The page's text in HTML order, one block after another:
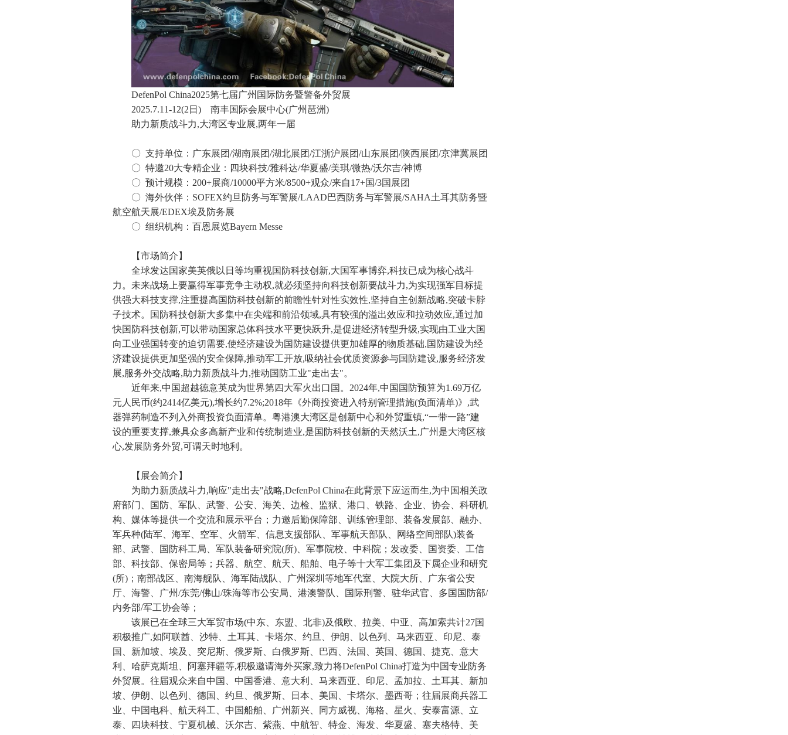
DefenPol China2025第七届广州国际防务暨警备外贸展
2025.7.11-12(2日) 南丰国际会展中心(广州琶洲)
助力新质战斗力,大湾区专业展,两年一届
〇 支持单位：广东展团/湖南展团/湖北展团/江浙沪展团/山东展团/陕西展团/京津冀展团
〇 特邀20大专精企业：四块科技/雅科达/华夏盛/美琪/微热/沃尔吉/神博
〇 预计规模：200+展商/10000平方米/8500+观众/来自17+国/3国展团
〇 海外伙伴：SOFEX约旦防务与军警展/LAAD巴西防务与军警展/SAHA土耳其防务暨
航空航天展/EDEX埃及防务展
〇 组织机构：百恩展览Bayern Messe
【市场简介】
全球发达国家美英俄以日等均重视国防科技创新,大国军事博弈,科技已成为核心战斗
力。未来战场上要赢得军事竞争主动权,就必须坚持向科技创新要战斗力,为实现强军目标提
供强大科技支撑,注重提高国防科技创新的前瞻性针对性实效性,坚持自主创新战略,突破卡脖
子技术。国防科技创新大多集中在尖端和前沿领域,具有较强的溢出效应和拉动效应,通过加
快国防科技创新,可以带动国家总体科技水平更快跃升,是促进经济转型升级,实现由工业大国
向工业强国转变的迫切需要,使经济建设为国防建设提供更加雄厚的物质基础,国防建设为经
济建设提供更加坚强的安全保障,推动军工开放,吸纳社会优质资源参与国防建设,服务经济发
展,服务外交战略,助力新质战斗力,推动国防工业"走出去"。
近年来,中国超越德意英成为世界第四大军火出口国。2024年,中国国防预算为1.69万亿
元人民币(约2414亿美元),增长约7.2%;2018年《外商投资进入特别管理措施(负面清单)》,武
器弹药制造不列入外商投资负面清单。粤港澳大湾区是创新中心和外贸重镇,“一带一路”建
设的重要支撑,兼具众多高新产业和传统制造业,是国防科技创新的天然沃土,广州是大湾区核
心,发展防务外贸,可谓天时地利。
【展会简介】
为助力新质战斗力,响应"走出去"战略,DefenPol China在此背景下应运而生,为中国相关政
府部门、国防、军队、武警、公安、海关、边检、监狱、港口、铁路、企业、协会、科研机
构、媒体等提供一个交流和展示平台；力邀后勤保障部、训练管理部、装备发展部、融办、
军兵种(陆军、海军、空军、火箭军、信息支援部队、军事航天部队、网络空间部队)装备
部、武警、国防科工局、军队装备研究院(所)、军事院校、中科院；发改委、国资委、工信
部、科技部、保密局等；兵器、航空、航天、船舶、电子等十大军工集团及下属企业和研究
(所)；南部战区、南海舰队、海军陆战队、广州深圳等地军代室、大院大所、广东省公安
厅、海警、广州/东莞/佛山/珠海等市公安局、港澳警队、国际刑警、驻华武官、多国国防部/
内务部/军工协会等；
该展已在全球三大军贸市场(中东、东盟、北非)及俄欧、拉美、中亚、高加索共计27国
积极推广,如阿联酋、沙特、土耳其、卡塔尔、约旦、伊朗、以色列、马来西亚、印尼、泰
国、新加坡、埃及、突尼斯、俄罗斯、白俄罗斯、巴西、法国、英国、德国、捷克、意大
利、哈萨克斯坦、阿塞拜疆等,积极邀请海外买家,致力将DefenPol China打造为中国专业防务
外贸展。往届观众来自中国、中国香港、意大利、马来西亚、印尼、孟加拉、土耳其、新加
坡、伊朗、以色列、德国、约旦、俄罗斯、日本、美国、卡塔尔、墨西哥；往届展商兵器工
业、中国电科、航天科工、中国船舶、广州新兴、同方威视、海格、星火、安泰富源、立
泰、四块科技、宁夏机械、沃尔吉、紫燕、中航智、特金、海发、华夏盛、塞夫格特、美